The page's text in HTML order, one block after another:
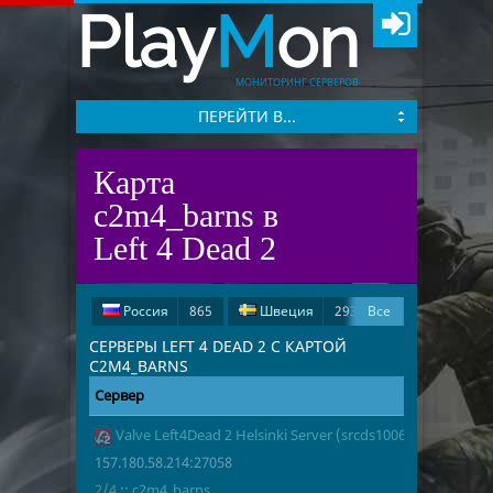
PlayMon
МОНИТОРИНГ СЕРВЕРОВ
ПЕРЕЙТИ В...
Карта
c2m4_barns в
Left 4 Dead 2
Россия 865 Швеция
293
Испания
278 США
196
Германия
52
Великобритания
Франция
13 Иран
5
Все
СЕРВЕРЫ LEFT 4 DEAD 2 С КАРТОЙ
C2M4_BARNS
Сервер Адрес
Игроки
Valve Left4Dead 2 Helsinki Server (srcds1006-hel-
157.180.58.214:27058
c2m4_barns